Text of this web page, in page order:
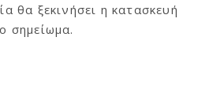
θα ξεκινήσει η κατασκευή
σημείωμα.